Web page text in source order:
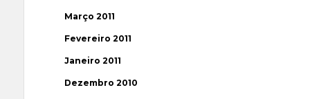
Março 2011
Fevereiro 2011
Janeiro 2011
Dezembro 2010